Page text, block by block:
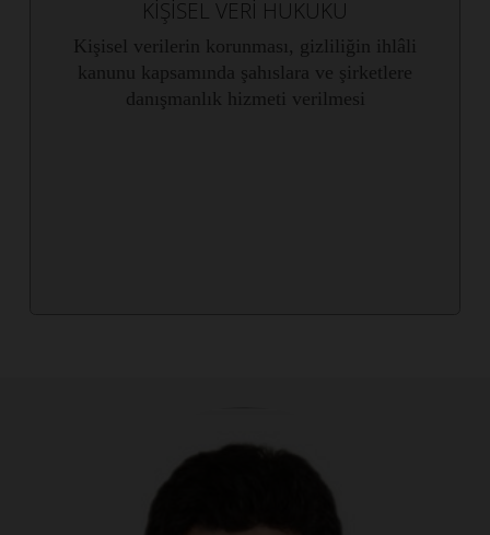
KİŞİSEL VERİ HUKUKU
Kişisel verilerin korunması, gizliliğin ihlâli
kanunu kapsamında şahıslara ve şirketlere
danışmanlık hizmeti verilmesi